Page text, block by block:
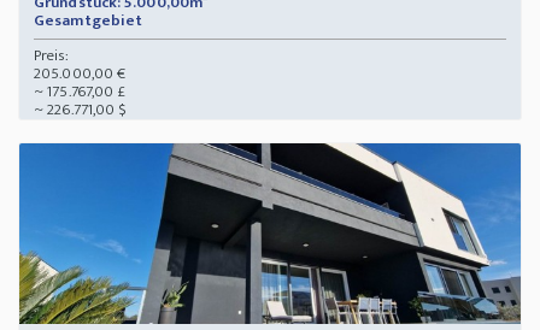
Gesamtgebiet
Preis:
205.000,00 €
~ 175.767,00 £
~ 226.771,00 $